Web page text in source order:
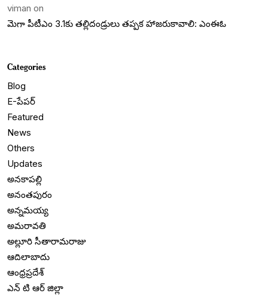
viman on
మెగా పీటీఎం 3.1కు తల్లిదండ్రులు తప్పక హాజరుకావాలి: ఎంఈఓ
Categories
Blog
E-పేపర్
Featured
News
Others
Updates
అనకాపల్లి
అనంతపురం
అన్నమయ్య
అమరావతి
అల్లూరి సీతారామరాజు
ఆదిలాబాదు
ఆంధ్రప్రదేశ్
ఎన్ టి ఆర్ జిల్లా